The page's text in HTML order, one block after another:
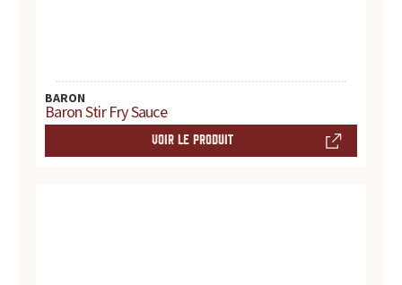
BARON
Baron Stir Fry Sauce
VOIR LE PRODUIT